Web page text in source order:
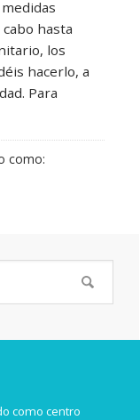
hasta
los
hacerlo, a
Para
como:
como centro